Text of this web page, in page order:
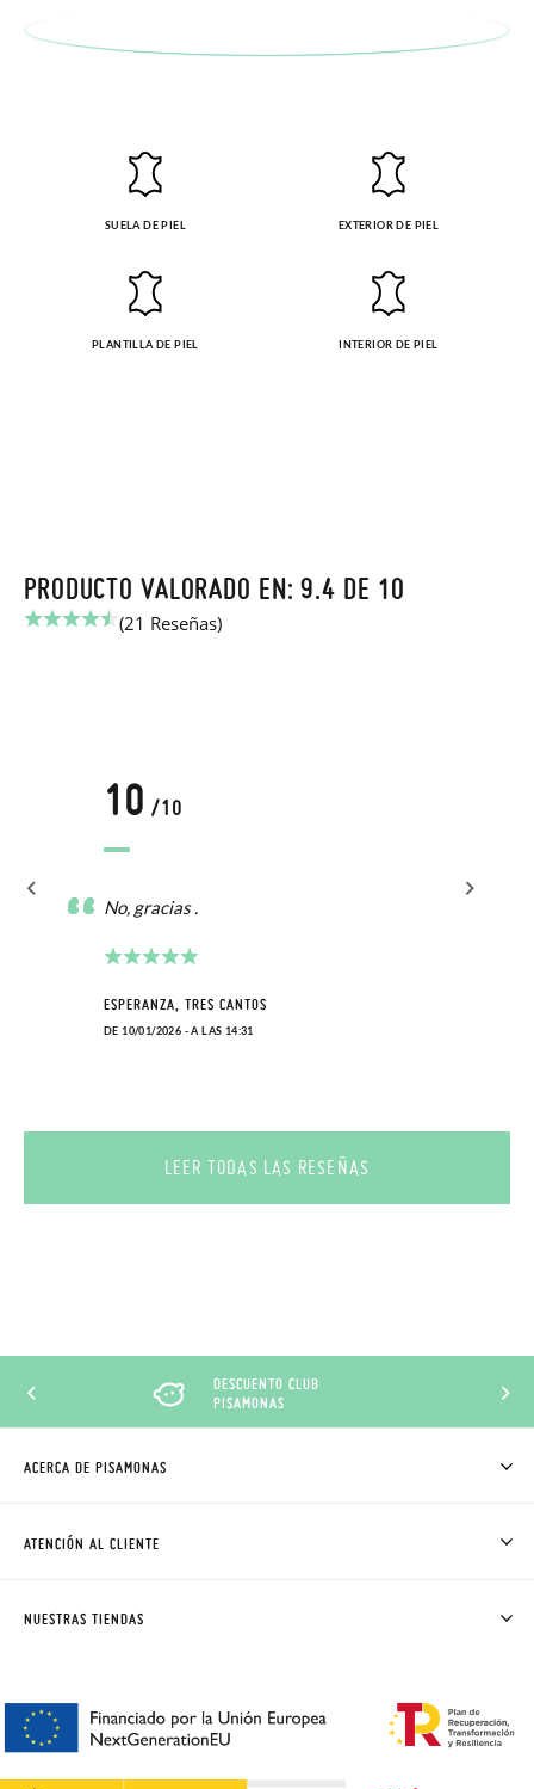
serán gratuitas, ¡no tienes que preocuparte por nada! Puedes
solicitarlas desde el mismo enlace del párrafo anterior y nos
SUELA DE PIEL EXTERIOR DE PIEL
PLANTILLA DE PIEL INTERIOR DE PIEL
PRODUCTO VALORADO EN: 9.4 DE 10
(21 Reseñas)
10 /10
No, gracias .
ESPERANZA, TRES CANTOS
DE 10/01/2026 - A LAS 14:31
LEER TODAS LAS RESEÑAS
DESCUENTO CLUB
PISAMONAS
ACERCA DE PISAMONAS
CÓMO COMPRAR
AVISO LEGAL, PRIVACIDAD Y COOKIES
ATENCIÓN AL CLIENTE
PREGUNTAS FRECUENTES
NUESTRAS TIENDAS